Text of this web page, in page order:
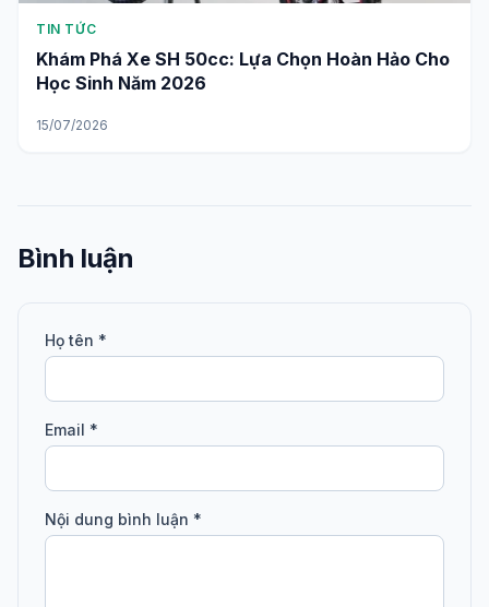
TIN TỨC
Khám Phá Xe SH 50cc: Lựa Chọn Hoàn Hảo Cho
Học Sinh Năm 2026
15/07/2026
Bình luận
Họ tên *
Email *
Nội dung bình luận *